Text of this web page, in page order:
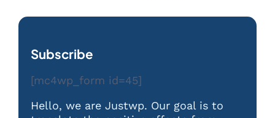
Subscribe
[mc4wp_form id=45]
Hello, we are Justwp. Our goal is to